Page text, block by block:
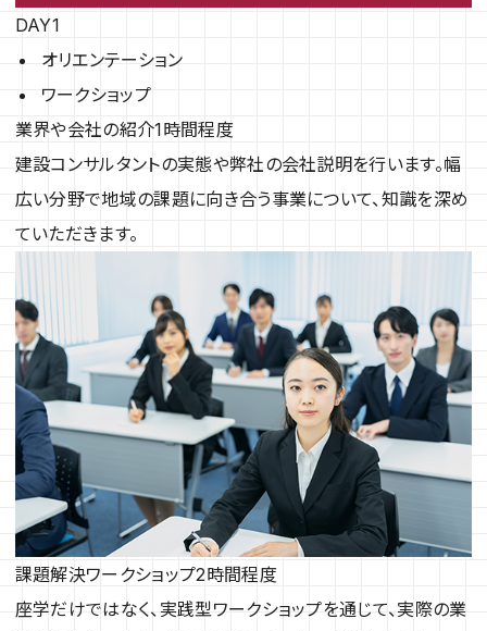
DAY1
オリエンテーション
ワークショップ
業界や会社の紹介1時間程度
建設コンサルタントの実態や弊社の会社説明を行います。幅
広い分野で地域の課題に向き合う事業について、知識を深め
ていただきます。
課題解決ワークショップ2時間程度
座学だけではなく、実践型ワークショップを通じて、実際の業